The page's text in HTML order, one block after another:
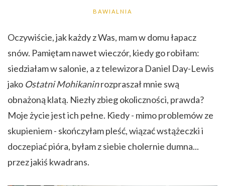
BAWIALNIA
Oczywiście, jak każdy z Was, mam w domu łapacz
snów. Pamiętam nawet wieczór, kiedy go robiłam:
siedziałam w salonie, a z telewizora Daniel Day-Lewis
jako Ostatni Mohikaninrozpraszał mnie swą
obnażoną klatą. Niezły zbieg okoliczności, prawda?
Moje życie jest ich pełne. Kiedy - mimo problemów ze
skupieniem - skończyłam pleść, wiązać wstążeczki i
doczepiać pióra, byłam z siebie cholernie dumna...
przez jakiś kwadrans.